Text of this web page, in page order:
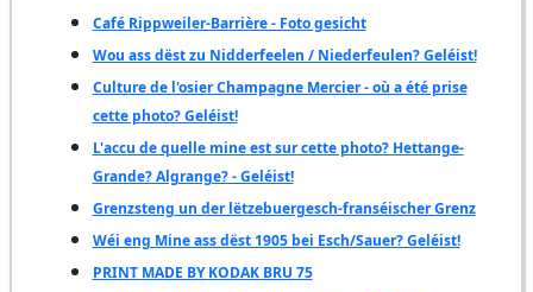
Café Rippweiler-Barrière - Foto gesicht
Wou ass dëst zu Nidderfeelen / Niederfeulen? Geléist!
Culture de l'osier Champagne Mercier - où a été prise
cette photo? Geléist!
L'accu de quelle mine est sur cette photo? Hettange-
Grande? Algrange? - Geléist!
Grenzsteng un der lëtzebuergesch-franséischer Grenz
Wéi eng Mine ass dëst 1905 bei Esch/Sauer? Geléist!
PRINT MADE BY KODAK BRU 75